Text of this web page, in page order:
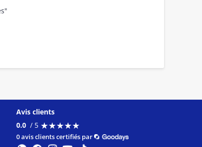
Avis clients
0.0 / 5 ★★★★★
★★★★★
0 avis clients certifiés par